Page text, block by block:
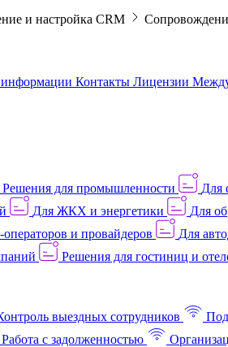
и настройка CRM
Контакты Лицензии
Решения для промышленности Для
Для ЖКХ и энергетики Для
операторов и провайдеров Для
Решения для гостиниц и
выездных сотрудников
Работа с задолженностью